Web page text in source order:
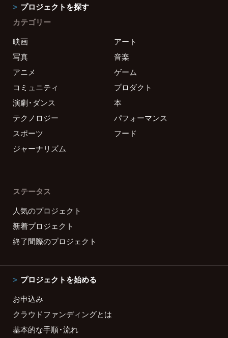
プロジェクトを探す
カテゴリー
映画
アート
写真
音楽
アニメ
ゲーム
コミュニティ
プロダクト
演劇・ダンス
本
テクノロジー
パフォーマンス
スポーツ
フード
ジャーナリズム
ステータス
人気のプロジェクト
新着プロジェクト
終了間際のプロジェクト
プロジェクトを始める
お申込み
クラウドファンディングとは
基本的な手順・流れ